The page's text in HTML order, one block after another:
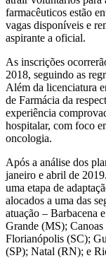
farmacêuticos estão
vagas disponíveis e
aspirante a oficial.
As inscrições
2018, seguindo as
Além da licenciatura
de Farmácia da
experiência
hospitalar, com foco
oncologia.
Após a análise dos
janeiro e abril de
uma etapa de
alocados a uma das
atuação – Barbacena
Grande (MS);
Florianópolis (SC);
(SP); Natal (RN); e